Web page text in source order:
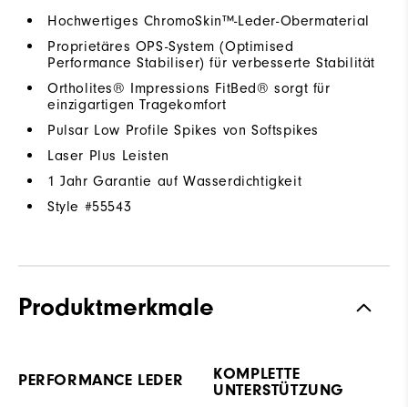
Hochwertiges ChromoSkin™-Leder-Obermaterial
Proprietäres OPS-System (Optimised
Performance Stabiliser) für verbesserte Stabilität
Ortholites® Impressions FitBed® sorgt für
einzigartigen Tragekomfort
Pulsar Low Profile Spikes von Softspikes
Laser Plus Leisten
1 Jahr Garantie auf Wasserdichtigkeit
Style #55543
Produktmerkmale
PERFORMANCE LEDER
KOMPLETTE
UNTERSTÜTZUNG